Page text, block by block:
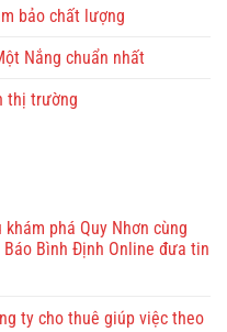
bảo chất lượng
Nắng chuẩn nhất
thị trường
phá Quy Nhơn cùng
Bình Định Online đưa tin
ty cho thuê giúp việc theo